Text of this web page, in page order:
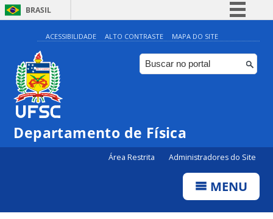
BRASIL
Simplifique!
Comunica BR
Participe
Canais
ACESSIBILIDADE ALTO CONTRASTE MAPA DO SITE
Departamento de Física
Área Restrita Administradores do Site
MENU